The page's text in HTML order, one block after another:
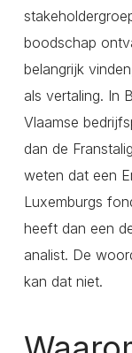
boodschap
belangrijk
als vertaling. In
Vlaamse
dan de
weten dat een
Luxemburgs
heeft dan een
analist. De
kan dat niet.